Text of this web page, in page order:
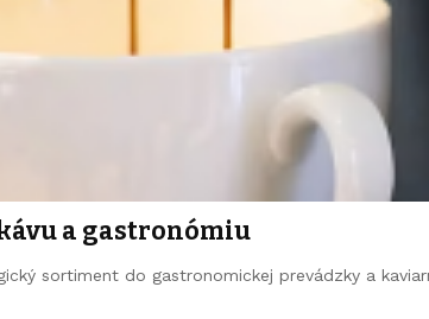
a gastronómiu
sortiment do gastronomickej prevádzky a